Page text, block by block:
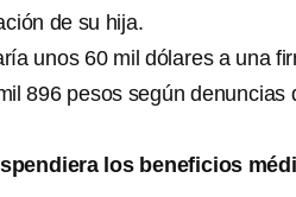
de su hija.
unos 60 mil dólares a una
896 pesos según denuncias
los beneficios